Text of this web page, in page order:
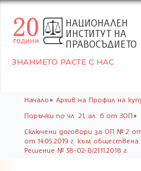
НАЦИОНАЛЕН
ИНСТИТУТ НА
ПРАВОСЪДИЕТО
ЗНАНИЕТО РАСТЕ С НАС
Начало» Архив на Профил на
Поръчки по чл. 21, ал. 6 от ЗОП»
Сключени договори за ОП № 2
от 14.05.2019 г. към
Решение № 38-02-8/21.11.2018 г.